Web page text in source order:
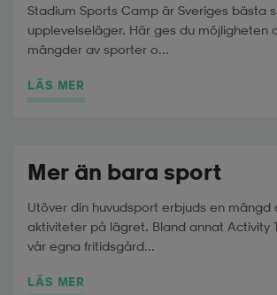
Stadium Sports Camp är Sveriges bästa
upplevelseläger. Här ges du möjligheten
mängder av sporter o...
LÄS MER
Mer än bara sport
Utöver din huvudsport erbjuds en mängd
aktiviteter på lägret. Bland annat Activity
vår egna fritidsgård...
LÄS MER